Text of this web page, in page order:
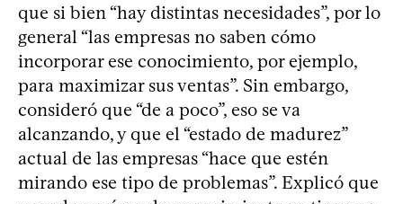
que si bien “hay distintas necesidades”, por lo
general “las empresas no saben cómo
incorporar ese conocimiento, por ejemplo,
para maximizar sus ventas”. Sin embargo,
consideró que “de a poco”, eso se va
alcanzando, y que el “estado de madurez”
actual de las empresas “hace que estén
mirando ese tipo de problemas”. Explicó que